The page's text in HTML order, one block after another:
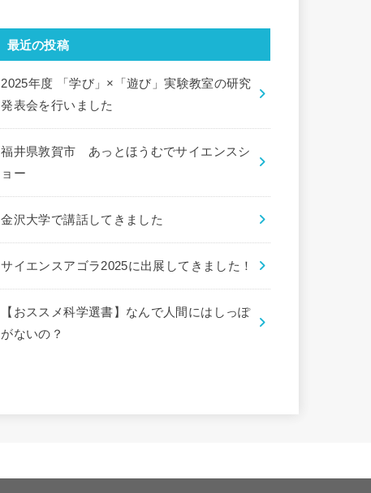
最近の投稿
2025年度 「学び」×「遊び」実験教室の研究
発表会を行いました
福井県敦賀市 あっとほうむでサイエンスシ
ョー
金沢大学で講話してきました
サイエンスアゴラ2025に出展してきました！
【おススメ科学選書】なんで人間にはしっぽ
がないの？